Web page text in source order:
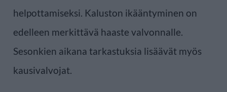
helpottamiseksi. Kaluston ikääntyminen on
edelleen merkittävä haaste valvonnalle.
Sesonkien aikana tarkastuksia lisäävät myös
kausivalvojat.